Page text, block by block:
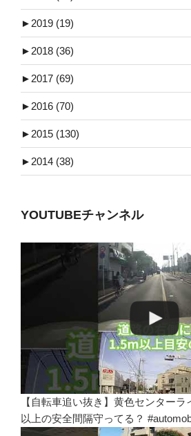
► 2019 (19)
► 2018 (36)
► 2017 (69)
► 2016 (70)
► 2015 (130)
► 2014 (38)
YOUTUBEチャンネル
【自転車追い抜き】黄色センター
以上の安全間隔守ってる？